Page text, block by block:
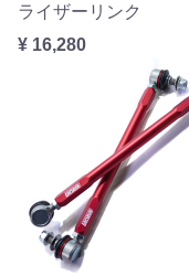
ライザーリンク
¥ 16,280